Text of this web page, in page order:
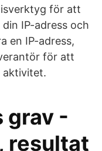
för att
IP-adress och
en IP-adress,
för att
aktivitet.
grav -
resultat